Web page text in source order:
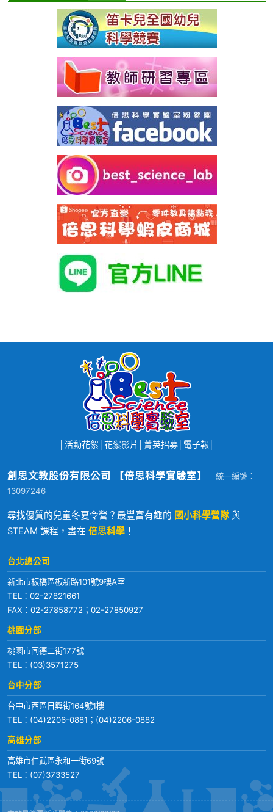
活動花絮 花絮影片 菁英招募│ 電子報
創思文教股份有限公司 【倍思科學實驗室】
統一編號：
13097246
尋找優質的兒童冬夏令營？最豐富有趣的 國小科學營隊 與
STEAM 課程，盡在 倍思科學 ！
台北總公司
新北市板橋區板新路101號9樓A室
TEL： 02-27821661
FAX：02-27858772；02-27850927
桃園分部
桃園市同德二街177號
TEL： (03)3571275
台中分部
台中市西區日興街164號1樓
TEL： (04)2206-0881 ； (04)2206-0882
高雄分部
高雄市仁武區永和一街69號
TEL： (07)3733527